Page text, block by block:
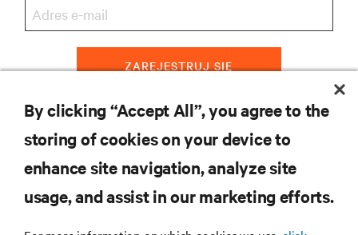
ZAREJESTRUJ SIĘ
WSPARCIE
By clicking “Accept All”, you agree to the
storing of cookies on your device to
enhance site navigation, analyze site
usage, and assist in our marketing efforts.